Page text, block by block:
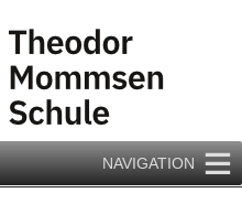
NAVIGATION